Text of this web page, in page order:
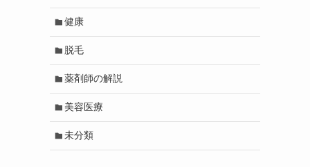
健康
脱毛
薬剤師の解説
美容医療
未分類